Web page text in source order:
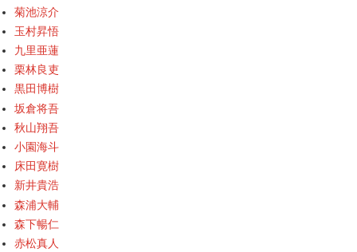
菊池涼介
玉村昇悟
九里亜蓮
栗林良吏
黒田博樹
坂倉将吾
秋山翔吾
小園海斗
床田寛樹
新井貴浩
森浦大輔
森下暢仁
赤松真人